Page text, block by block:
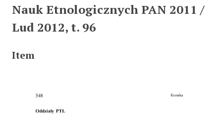
Nauk Etnologicznych PAN 2011 /
Lud 2012, t. 96
Item